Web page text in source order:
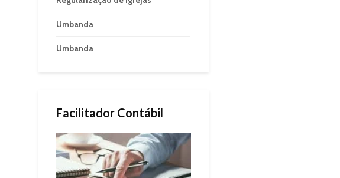
Umbanda
Umbanda
Facilitador Contábil